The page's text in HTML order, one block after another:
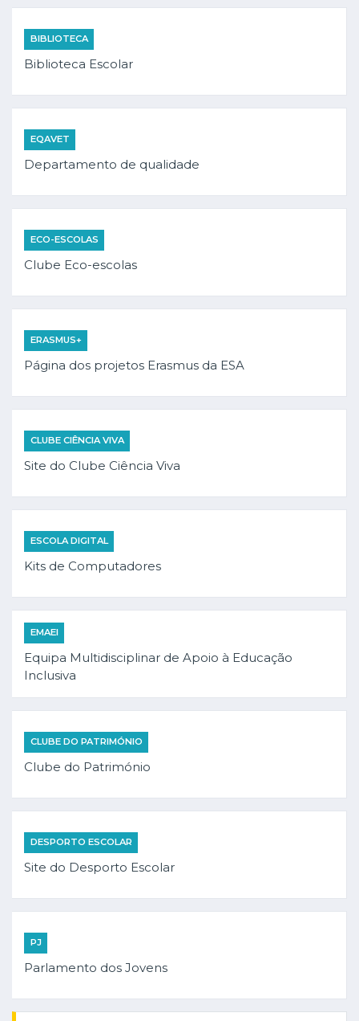
BIBLIOTECA
Biblioteca Escolar
EQAVET
Departamento de qualidade
ECO-ESCOLAS
Clube Eco-escolas
ERASMUS+
Página dos projetos Erasmus da ESA
CLUBE CIÊNCIA VIVA
Site do Clube Ciência Viva
ESCOLA DIGITAL
Kits de Computadores
EMAEI
Equipa Multidisciplinar de Apoio à Educação
Inclusiva
CLUBE DO PATRIMÓNIO
Clube do Património
DESPORTO ESCOLAR
Site do Desporto Escolar
PJ
Parlamento dos Jovens